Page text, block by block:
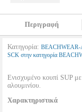
Περιγραφή
Κατηγορία:
SCK στην κατηγορία
Ενισχυμένο κουπί SUP
αλουμινίου.
Χαρακτηριστικά